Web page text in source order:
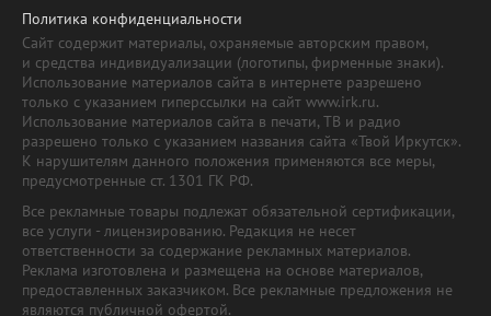
Политика конфиденциальности
Сайт содержит материалы, охраняемые авторским правом,
и средства индивидуализации (логотипы, фирменные знаки).
Использование материалов сайта в интернете разрешено
только с указанием гиперссылки на сайт www.irk.ru.
Использование материалов сайта в печати, ТВ и радио
разрешено только с указанием названия сайта «Твой Иркутск».
К нарушителям данного положения применяются все меры,
предусмотренные ст. 1301 ГК РФ.
Все рекламные товары подлежат обязательной сертификации,
все услуги - лицензированию. Редакция не несет
ответственности за содержание рекламных материалов.
Реклама изготовлена и размещена на основе материалов,
предоставленных заказчиком. Все рекламные предложения не
являются публичной офертой.